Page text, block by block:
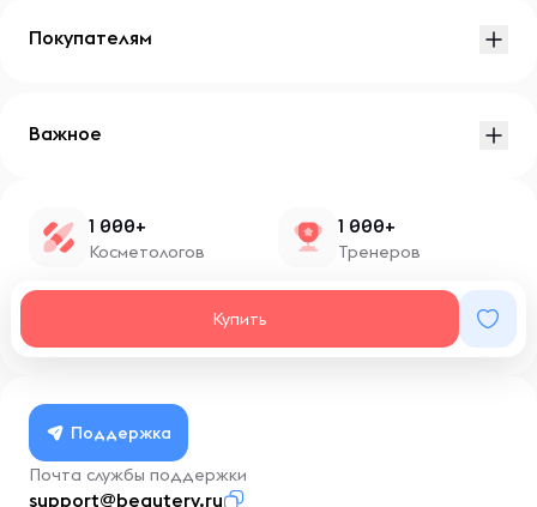
Купить
Покупателям
Важное
1 000+
Косметологов
1 000+
Тренеров
Нутрициологов
Поддержка
Почта службы поддержки
support@beautery.ru